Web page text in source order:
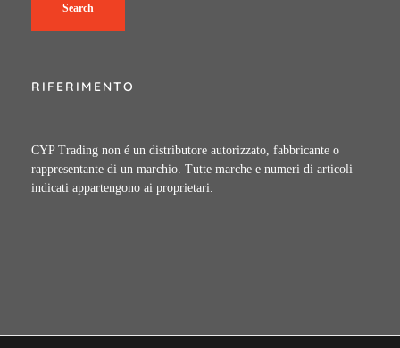
Search
RIFERIMENTO
CYP Trading non é un distributore autorizzato, fabbricante o
rappresentante di un marchio. Tutte marche e numeri di articoli
indicati appartengono ai proprietari.